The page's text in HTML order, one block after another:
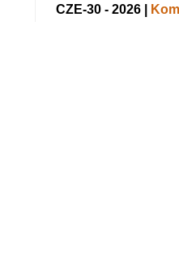
CZE-30 - 2026 |